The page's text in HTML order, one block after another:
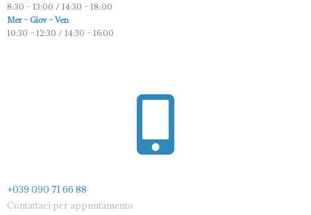
8:30 – 13:00 / 14:30 – 18:00
Mer – Giov – Ven
10:30 – 12:30 / 14:30 – 16:00
+039 090 71 66 88
Contattaci per appuntamento